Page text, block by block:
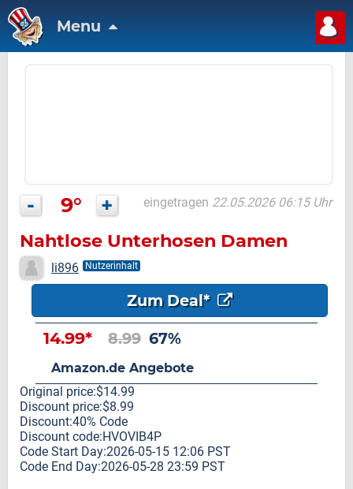
Menu
- 9° + eingetragen 22.05.2026 06:15 Uhr
Nahtlose Unterhosen Damen
li896 Nutzerinhalt
Zum Deal*
14.99* 8.99 67%
Amazon.de Angebote
Original price:$14.99
Discount price:$8.99
Discount:40% Code
Discount code:HVOVIB4P
Code Start Day:2026-05-15 12:06 PST
Code End Day:2026-05-28 23:59 PST